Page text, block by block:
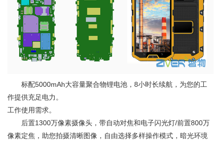
标配5000mAh大容量聚合物锂电池，8小时长续航，为您的工
作提供充足电力。
工作使用需求。
后置1300万像素摄像头，带自动对焦和电子闪光灯/前置800万
像素定焦，助您拍摄清晰图像，自由选择多样操作模式，暗光环境